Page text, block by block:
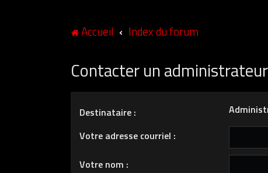
Accueil Index du forum
Contacter un
Destinataire :
Votre adresse courriel :
Votre nom :